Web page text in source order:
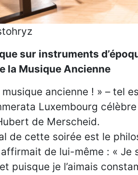
sur instruments
la Musique Ancienne
ancienne ! » – tel
Luxembourg
de Merscheid.
de cette soirée est le
de lui-même : « Je
puisque je l’aimais